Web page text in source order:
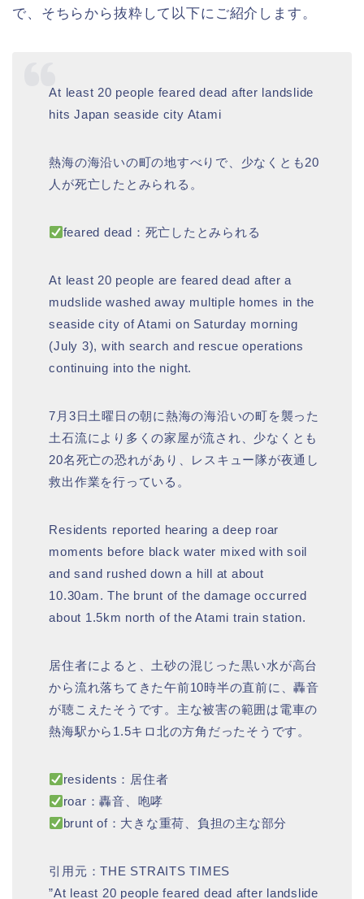
で、そちらから抜粋して以下にご紹介します。
At least 20 people feared dead after landslide
hits Japan seaside city Atami
熱海の海沿いの町の地すべりで、少なくとも20
人が死亡したとみられる。
feared dead：死亡したとみられる
At least 20 people are feared dead after a
mudslide washed away multiple homes in the
seaside city of Atami on Saturday morning
(July 3), with search and rescue operations
continuing into the night.
7月3日土曜日の朝に熱海の海沿いの町を襲った
土石流により多くの家屋が流され、少なくとも
20名死亡の恐れがあり、レスキュー隊が夜通し
救出作業を行っている。
Residents reported hearing a deep roar
moments before black water mixed with soil
and sand rushed down a hill at about
10.30am. The brunt of the damage occurred
about 1.5km north of the Atami train station.
居住者によると、土砂の混じった黒い水が高台
から流れ落ちてきた午前10時半の直前に、轟音
が聴こえたそうです。主な被害の範囲は電車の
熱海駅から1.5キロ北の方角だったそうです。
residents：居住者
roar：轟音、咆哮
brunt of：大きな重荷、負担の主な部分
引用元：THE STRAITS TIMES
”At least 20 people feared dead after landslide